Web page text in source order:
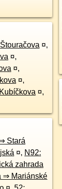
Štouračova ¤,
¤,
¤,
¤,
Kubíčkova ¤,
Stará
¤, N92:
zahrada
⇒ Mariánské